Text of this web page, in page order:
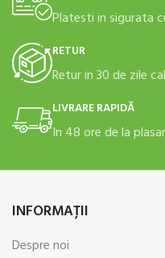
Platesti in sigurata
RETUR
Retur in 30 de zile
LIVRARE RAPIDĂ
In 48 ore de la
INFORMAŢII
Despre noi